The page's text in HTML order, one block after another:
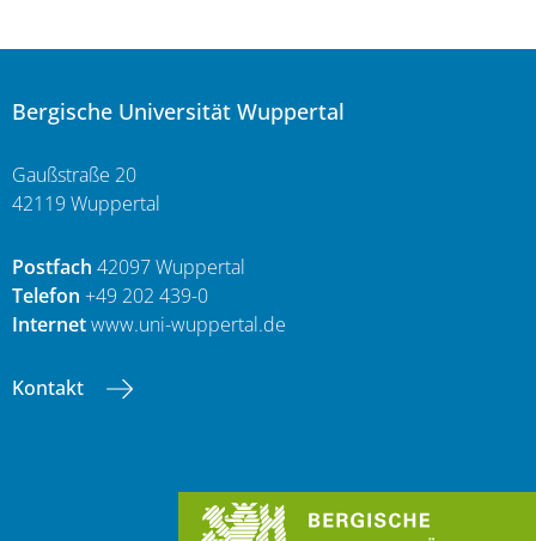
Bergische Universität Wuppertal
Gaußstraße 20
42119 Wuppertal
Postfach 42097 Wuppertal
Telefon +49 202 439-0
Internetwww.uni-wuppertal.de
Kontakt